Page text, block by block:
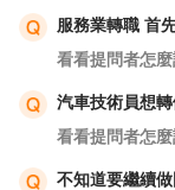
服務業轉職 首
看看提問者怎
汽車技術員想
看看提問者怎
不知道要繼續